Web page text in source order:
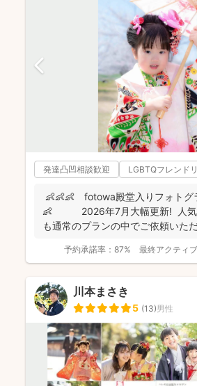
発達凸凹相談歓迎 LGBTQフレンド
👶👶👶 fotowa殿堂入りフォトグ
👶 2026年7月大幅更新! 人気
も通常のプランの中でご依頼いた
予約承諾率： 87% 最終アクティブ
川本まさき
5 (13)男性